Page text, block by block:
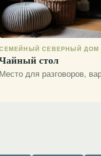
СЕВЕРНЫЙ ДОМ
стол
Место для разговоров,